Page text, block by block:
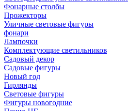
Фонарные столбы
Прожекторы
Уличные световые фигуры
фонари
Лампочки
Комплектующие светильников
Садовый декор
Садовые фигуры
Новый год
Гирлянды
Световые фигуры
Фигуры новогодние